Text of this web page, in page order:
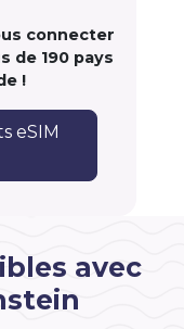
connecter
de 190 pays
!
eSIM
avec